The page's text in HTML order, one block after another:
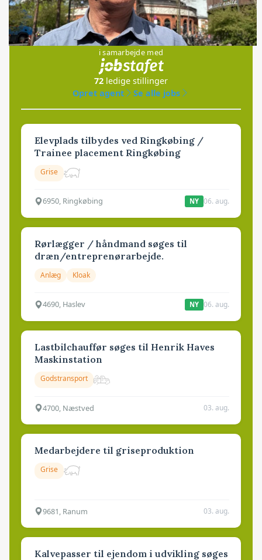
Jobs
i samarbejde med
72 ledige stillinger
Opret agent
Se alle jobs
Elevplads tilbydes ved Ringkøbing /
Trainee placement Ringkøbing
Grise
6950, Ringkøbing NY 06. aug.
Rørlægger / håndmand søges til
dræn/entreprenørarbejde.
Anlæg Kloak
4690, Haslev NY 06. aug.
Lastbilchauffør søges til Henrik Haves
Maskinstation
Godstransport
4700, Næstved 03. aug.
Medarbejdere til griseproduktion
Grise
9681, Ranum 03. aug.
Kalvepasser til ejendom i udvikling søges